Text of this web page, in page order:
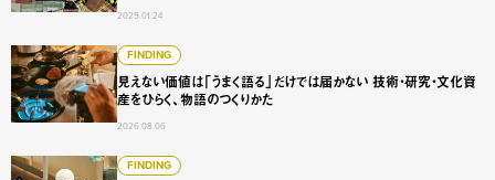
2025.01.24
FINDING
見えない価値は「うまく語る」だけでは届かない 技術・研究・文化資
産をひらく、物語のつくりかた
2026.08.06
見えない価値は「うまく語る」だけでは届かない 技術・研
FINDING
読んで訪ねるComoNeツアー 名古屋大学の中に生まれた、